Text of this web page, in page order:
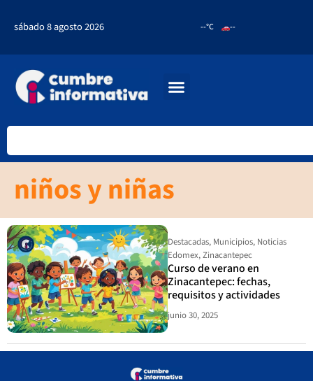
sábado 8 agosto 2026 --°C --
niños y niñas
Destacadas, Municipios, Noticias
Edomex,Zinacantepec
Curso de verano en
Zinacantepec: fechas,
requisitos y actividades
junio 30, 2025